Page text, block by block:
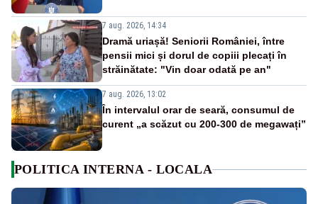
7 aug. 2026, 14:34
Dramă uriașă! Seniorii României, între
pensii mici și dorul de copiii plecați în
străinătate: "Vin doar odată pe an"
7 aug. 2026, 13:02
În intervalul orar de seară, consumul de
curent „a scăzut cu 200-300 de megawați”
POLITICA INTERNA - LOCALA